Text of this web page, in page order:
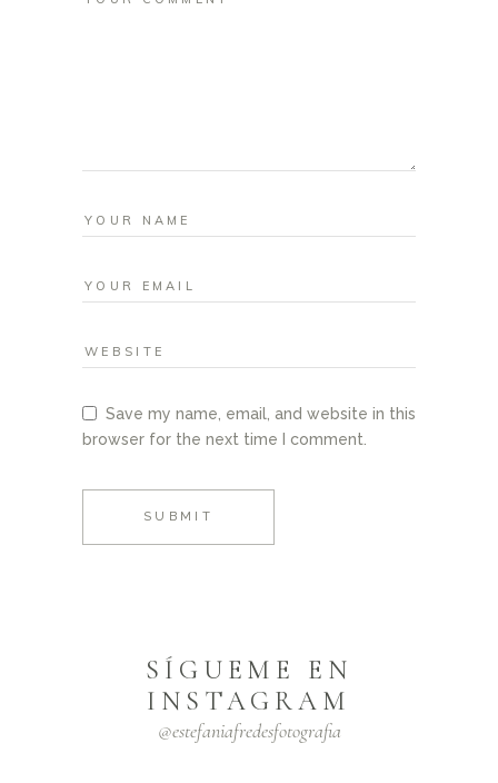
Save my name, email, and website in this
browser for the next time I comment.
SUBMIT
SÍGUEME EN
INSTAGRAM
@estefaniafredesfotografia